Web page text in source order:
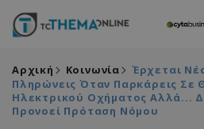
Αρχική Κοινωνία
Έρχεται
Πληρώνεις Όταν Παρκάρεις Σε
Ηλεκτρικού Οχήματος Αλλά...
Προνοεί Πρόταση Νόμου